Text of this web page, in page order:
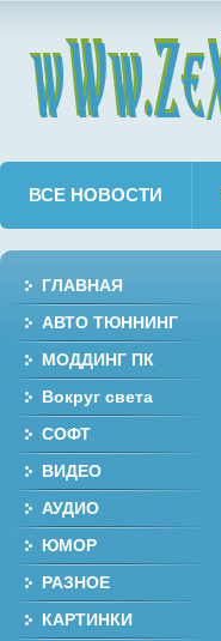
ВСЕ НОВОСТИ
ГЛАВНАЯ
АВТО ТЮННИНГ
МОДДИНГ ПК
Вокруг света
СОФТ
ВИДЕО
АУДИО
ЮМОР
РАЗНОЕ
КАРТИНКИ